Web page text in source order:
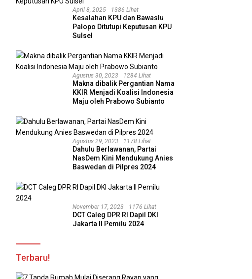
April 8, 2025 1386 Lihat
Kesalahan KPU dan Bawaslu
Palopo Ditutupi Keputusan KPU
Sulsel
Agustus 30, 2023 1284 Lihat
Makna dibalik Pergantian Nama
KKIR Menjadi Koalisi Indonesia
Maju oleh Prabowo Subianto
Agustus 29, 2023 1178 Lihat
Dahulu Berlawanan, Partai
NasDem Kini Mendukung Anies
Baswedan di Pilpres 2024
November 17, 2023 1176 Lihat
DCT Caleg DPR RI Dapil DKI
Jakarta II Pemilu 2024
Terbaru!